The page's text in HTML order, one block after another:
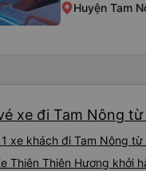
Huyện Tam
xe đi Tam Nông
xe khách đi Tam Nông
Thiên Thiên Hương khởi